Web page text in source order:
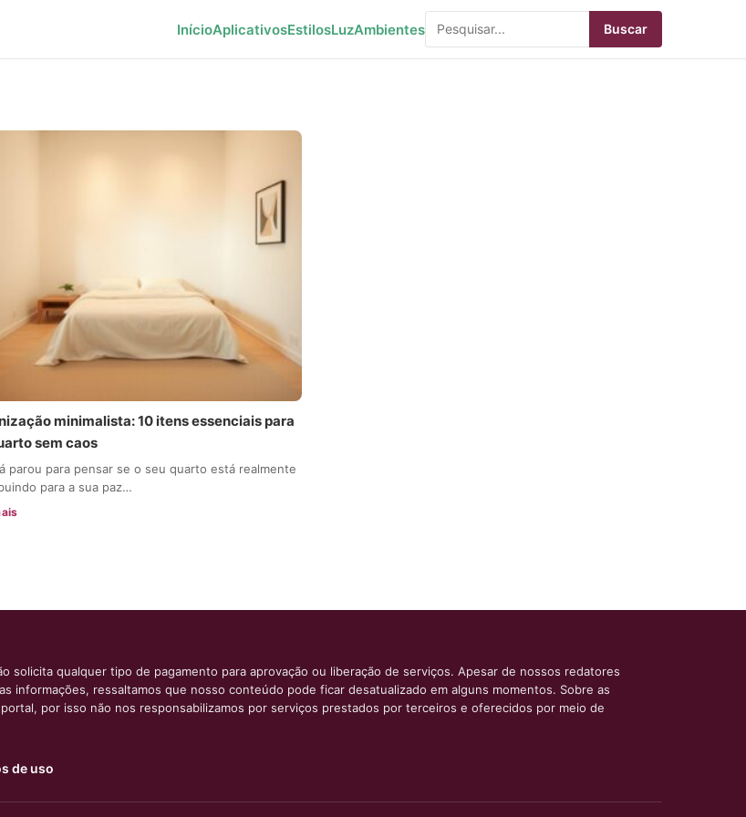
InícioAplicativosEstilosLuzAmbientes Buscar
minimalista: 10 itens essenciais para
sem caos
parou para pensar se o seu quarto está realmente
para a sua paz…
solicita qualquer tipo de pagamento para aprovação ou liberação de serviços. Apesar de nossos redatores
informações, ressaltamos que nosso conteúdo pode ficar desatualizado em alguns momentos. Sobre as
por isso não nos responsabilizamos por serviços prestados por terceiros e oferecidos por meio de
de uso